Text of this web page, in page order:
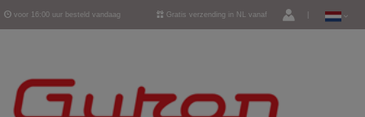
voor 16:00 uur besteld vandaag Gratis verzending in NL vanaf